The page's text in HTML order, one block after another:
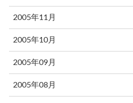
2005年11月
2005年10月
2005年09月
2005年08月